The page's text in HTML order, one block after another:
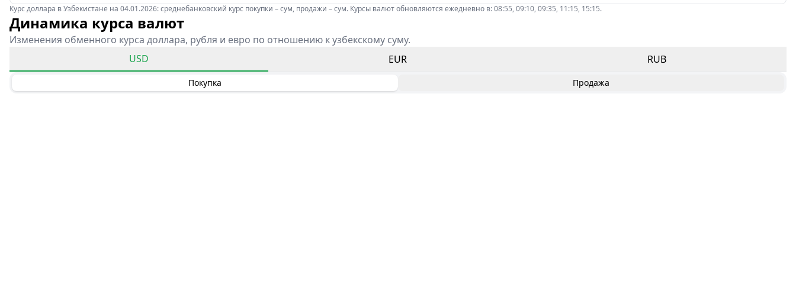
Курс доллара в Узбекистане на 04.01.2026: среднебанковский курс покупки – сум, продажи – сум. Курсы валют обновляются ежедневно в: 08:55, 09:10, 09:35, 11:15, 15:15.
Динамика курса валют
Изменения обменного курса доллара, рубля и евро по отношению к узбекскому суму.
USD
EUR RUB
Покупка Продажа